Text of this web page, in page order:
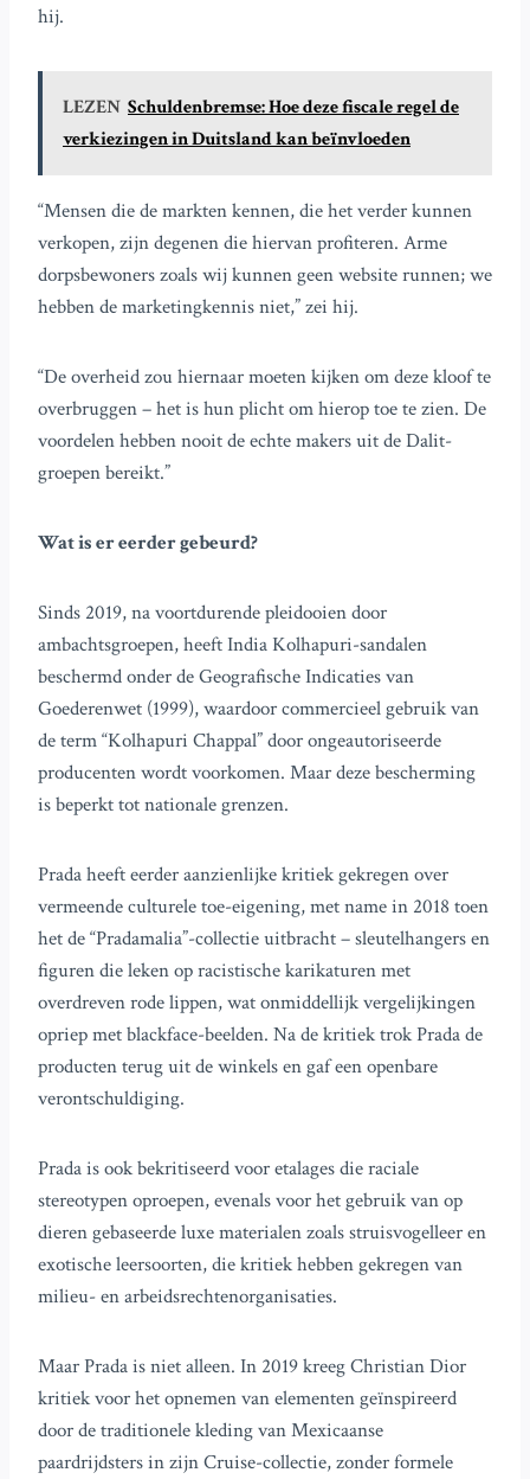
hij.
LEZEN Schuldenbremse: Hoe deze fiscale regel de
verkiezingen in Duitsland kan beïnvloeden
“Mensen die de markten kennen, die het verder kunnen
verkopen, zijn degenen die hiervan profiteren. Arme
dorpsbewoners zoals wij kunnen geen website runnen; we
hebben de marketingkennis niet,” zei hij.
“De overheid zou hiernaar moeten kijken om deze kloof te
overbruggen – het is hun plicht om hierop toe te zien. De
voordelen hebben nooit de echte makers uit de Dalit-
groepen bereikt.”
Wat is er eerder gebeurd?
Sinds 2019, na voortdurende pleidooien door
ambachtsgroepen, heeft India Kolhapuri-sandalen
beschermd onder de Geografische Indicaties van
Goederenwet (1999), waardoor commercieel gebruik van
de term “Kolhapuri Chappal” door ongeautoriseerde
producenten wordt voorkomen. Maar deze bescherming
is beperkt tot nationale grenzen.
Prada heeft eerder aanzienlijke kritiek gekregen over
vermeende culturele toe-eigening, met name in 2018 toen
het de “Pradamalia”-collectie uitbracht – sleutelhangers en
figuren die leken op racistische karikaturen met
overdreven rode lippen, wat onmiddellijk vergelijkingen
opriep met blackface-beelden. Na de kritiek trok Prada de
producten terug uit de winkels en gaf een openbare
verontschuldiging.
Prada is ook bekritiseerd voor etalages die raciale
stereotypen oproepen, evenals voor het gebruik van op
dieren gebaseerde luxe materialen zoals struisvogelleer en
exotische leersoorten, die kritiek hebben gekregen van
milieu- en arbeidsrechtenorganisaties.
Maar Prada is niet alleen. In 2019 kreeg Christian Dior
kritiek voor het opnemen van elementen geïnspireerd
door de traditionele kleding van Mexicaanse
paardrijdsters in zijn Cruise-collectie, zonder formele